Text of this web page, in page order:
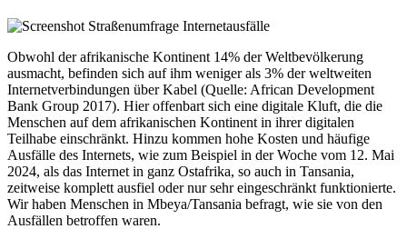
Obwohl der afrikanische Kontinent 14% der Weltbevölkerung
ausmacht, befinden sich auf ihm weniger als 3% der weltweiten
Internetverbindungen über Kabel (Quelle: African Development
Bank Group 2017). Hier offenbart sich eine digitale Kluft, die die
Menschen auf dem afrikanischen Kontinent in ihrer digitalen
Teilhabe einschränkt. Hinzu kommen hohe Kosten und häufige
Ausfälle des Internets, wie zum Beispiel in der Woche vom 12. Mai
2024, als das Internet in ganz Ostafrika, so auch in Tansania,
zeitweise komplett ausfiel oder nur sehr eingeschränkt funktionierte.
Wir haben Menschen in Mbeya/Tansania befragt, wie sie von den
Ausfällen betroffen waren.